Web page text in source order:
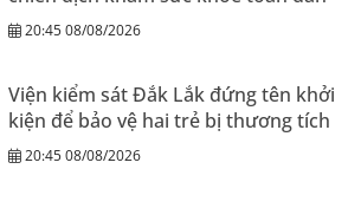
20:45 08/08/2026
Viện kiểm sát Đắk Lắk đứng tên khởi
kiện để bảo vệ hai trẻ bị thương tích
20:45 08/08/2026